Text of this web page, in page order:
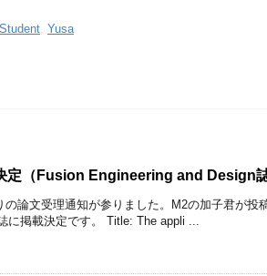
Student, Yusa
定（Fusion Engineering and Design
の論文受理通知が参りました。M2の加子君が投
に掲載決定です。 Title: The appli ...